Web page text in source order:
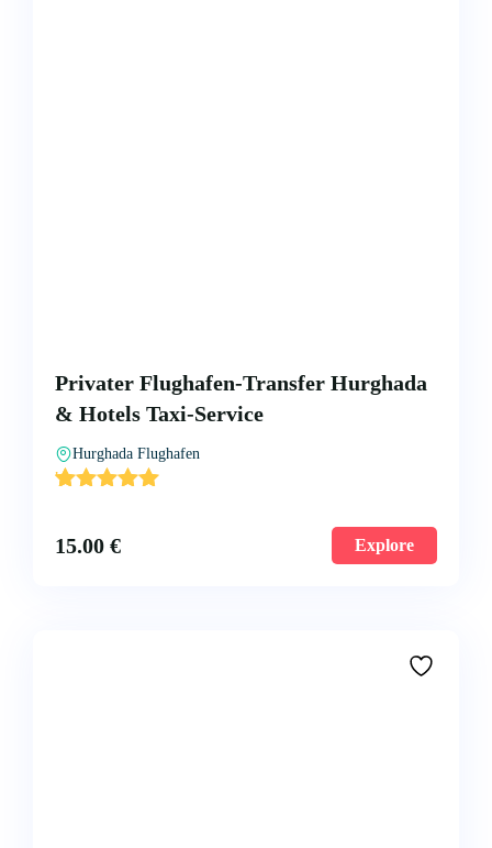
Privater Flughafen-Transfer Hurghada
& Hotels Taxi-Service
Hurghada Flughafen
'
15.00 € Explore